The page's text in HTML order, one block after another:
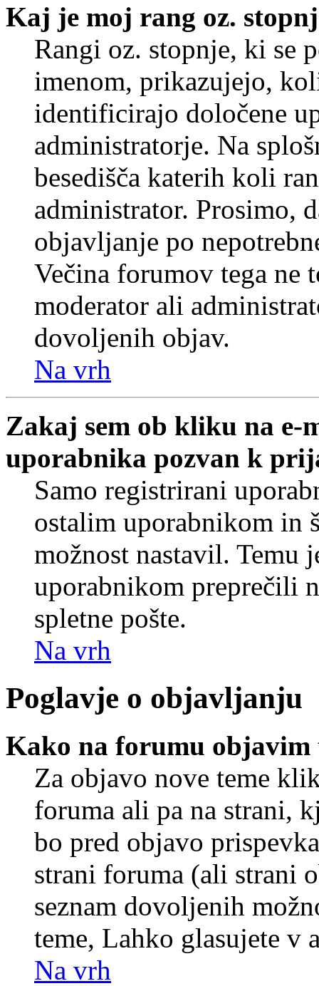
Kaj je moj rang oz.
Rangi oz. stopnje, ki se
imenom, prikazujejo,
identificirajo določene
administratorje. Na
besedišča katerih koli
administrator. Prosimo,
objavljanje po
Večina forumov tega ne
moderator ali
dovoljenih objav.
Na vrh
Zakaj sem ob kliku na e-
uporabnika pozvan k
Samo registrirani
ostalim uporabnikom in
možnost nastavil. Temu
uporabnikom preprečili
spletne pošte.
Na vrh
Poglavje o objavljanju
Kako na forumu objavim
Za objavo nove teme
foruma ali pa na strani,
bo pred objavo
strani foruma (ali strani
seznam dovoljenih
teme, Lahko glasujete v
Na vrh